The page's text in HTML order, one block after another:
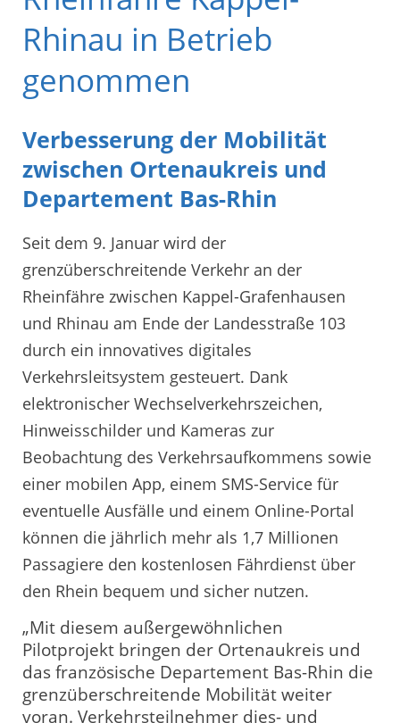
Rhinau in Betrieb
genommen
Verbesserung der Mobilität
zwischen Ortenaukreis und
Departement Bas-Rhin
Seit dem 9. Januar wird der
grenzüberschreitende Verkehr an der
Rheinfähre zwischen Kappel-Grafenhausen
und Rhinau am Ende der Landesstraße 103
durch ein innovatives digitales
Verkehrsleitsystem gesteuert. Dank
elektronischer Wechselverkehrszeichen,
Hinweisschilder und Kameras zur
Beobachtung des Verkehrsaufkommens sowie
einer mobilen App, einem SMS-Service für
eventuelle Ausfälle und einem Online-Portal
können die jährlich mehr als 1,7 Millionen
Passagiere den kostenlosen Fährdienst über
den Rhein bequem und sicher nutzen.
„Mit diesem außergewöhnlichen
Pilotprojekt bringen der Ortenaukreis und
das französische Departement Bas-Rhin die
grenzüberschreitende Mobilität weiter
voran. Verkehrsteilnehmer dies- und